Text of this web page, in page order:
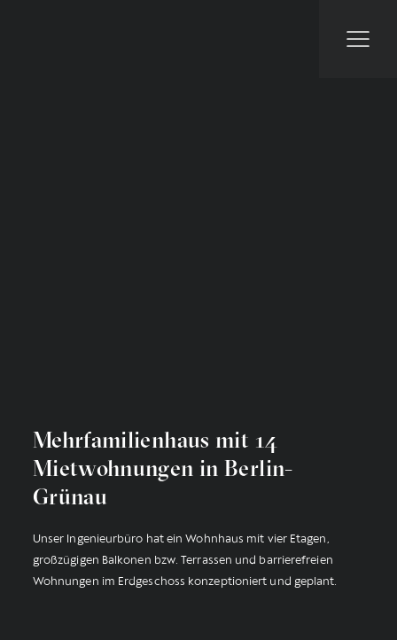
Mehrfamilienhaus mit 14
Mietwohnungen in Berlin-
Grünau
Unser Ingenieurbüro hat ein Wohnhaus mit vier Etagen,
großzügigen Balkonen bzw. Terrassen und barrierefreien
Wohnungen im Erdgeschoss konzeptioniert und geplant.